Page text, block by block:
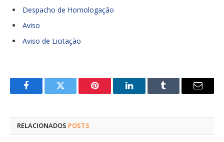
Despacho de Homologação
Aviso
Aviso de Licitação
FacebookTwitter Pinterest LinkedInTumblr
E-
RELACIONADOS POSTS